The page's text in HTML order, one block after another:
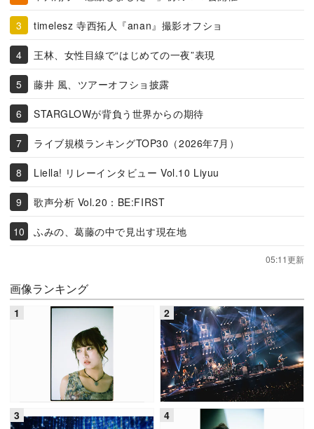
timelesz 寺西拓人『anan』撮影オフショ
王林、女性目線で“はじめての一夜”表現
藤井 風、ツアーオフショ披露
STARGLOWが背負う世界からの期待
ライブ規模ランキングTOP30（2026年7月）
Liella! リレーインタビュー Vol.10 Liyuu
歌声分析 Vol.20：BE:FIRST
ふみの、葛藤の中で見出す現在地
05:11更新
画像ランキング